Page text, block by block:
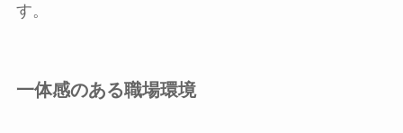
す。
一体感のある職場環境